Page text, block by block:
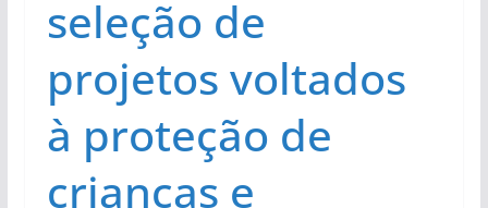
seleção de
projetos voltados
à proteção de
crianças e